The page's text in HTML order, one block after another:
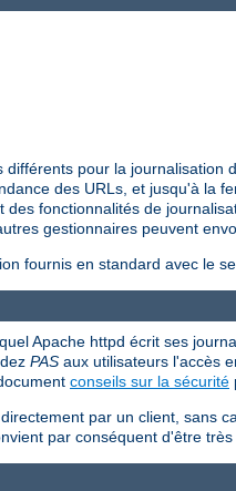
pour la
des URLs, et jusqu'à la
fonctionnalités de
gestionnaires peuvent
fournis en standard avec le
Apache httpd écrit ses
PAS aux utilisateurs l'accès
conseils sur la sécurité
par un client, sans
par conséquent d'être